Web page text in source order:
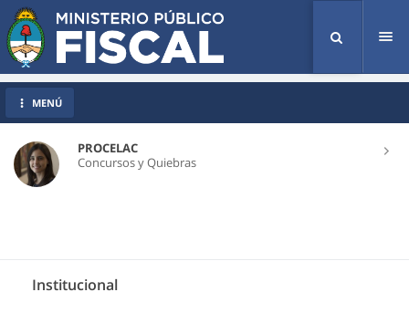
PROCELAC
Concursos y Quiebras
Institucional
MENÚ